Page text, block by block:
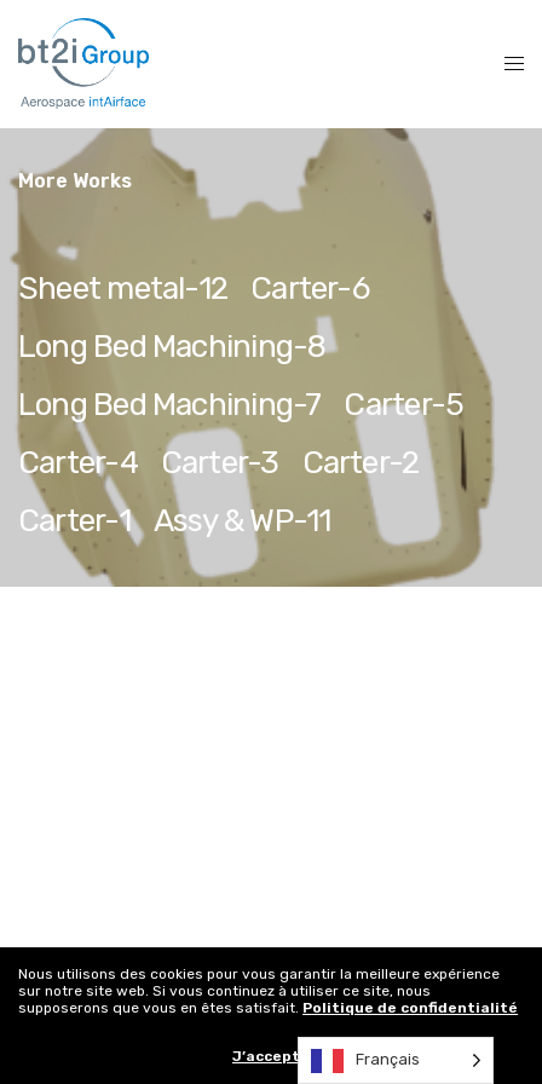
More Works
Sheet metal-12
Carter-6
Long Bed Machining-8
Long Bed Machining-7
Carter-5
Carter-4
Carter-3
Carter-2
Carter-1
Assy & WP-11
Nous utilisons des cookies pour vous garantir la meilleure expérience
sur notre site web. Si vous continuez à utiliser ce site, nous
supposerons que vous en êtes satisfait. Politique de confidentialité
J’accepte Français